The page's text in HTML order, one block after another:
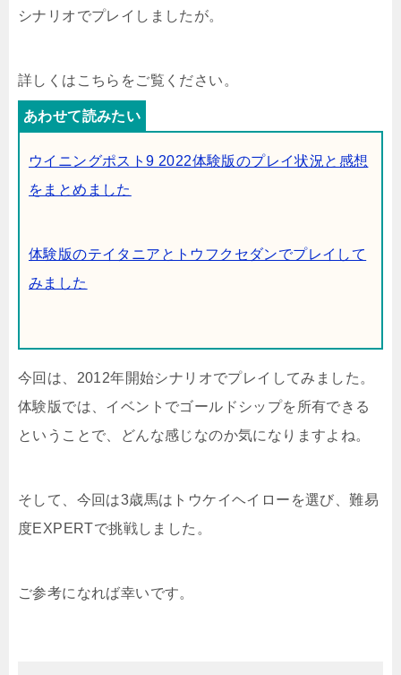
シナリオでプレイしましたが。
詳しくはこちらをご覧ください。
ウイニングポスト9 2022体験版のプレイ状況と感想
をまとめました
体験版のテイタニアとトウフクセダンでプレイして
みました
今回は、2012年開始シナリオでプレイしてみました。
体験版では、イベントでゴールドシップを所有できる
ということで、どんな感じなのか気になりますよね。
そして、今回は3歳馬はトウケイヘイローを選び、難易
度EXPERTで挑戦しました。
ご参考になれば幸いです。